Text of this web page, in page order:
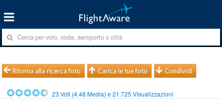
Ritorna alla ricerca foto Carica le tue foto Condividi
23 Voti (4.48 Media) e21.725 Visualizzazioni